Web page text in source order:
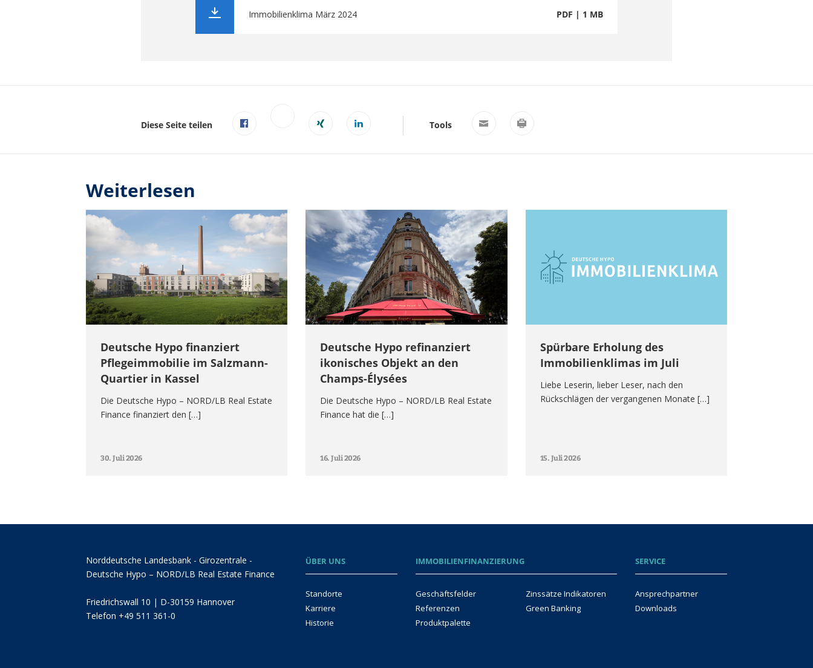
Immobilienklima März 2024 PDF | 1 MB
Diese Seite teilen Tools
Weiterlesen
Deutsche Hypo finanziert
Pflegeimmobilie im Salzmann-
Quartier in Kassel
Die Deutsche Hypo – NORD/LB Real Estate
Finance finanziert den […]
30. Juli 2026
Deutsche Hypo refinanziert
ikonisches Objekt an den
Champs-Élysées
Die Deutsche Hypo – NORD/LB Real Estate
Finance hat die […]
16. Juli 2026
Spürbare Erholung des
Immobilienklimas im Juli
Liebe Leserin, lieber Leser, nach den
Rückschlägen der vergangenen Monate […]
15. Juli 2026
Norddeutsche Landesbank - Girozentrale -
Deutsche Hypo – NORD/LB Real Estate Finance
Friedrichswall 10 | D-30159 Hannover
Telefon +49 511 361-0
ÜBER UNS
Standorte
Karriere
Historie
IMMOBILIENFINANZIERUNG
Geschäftsfelder
Referenzen
Produktpalette
Zinssätze Indikatoren
Green Banking
SERVICE
Ansprechpartner
Downloads